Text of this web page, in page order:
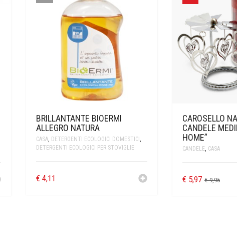
BRILLANTANTE BIOERMI
ALLEGRO NATURA
CASA, DETERGENTI ECOLOGICI DOMESTICI
DETERGENTI ECOLOGICI PER STOVIGLIE
€ 4,11
CAROSELLO
CANDELE
HOME”
CANDELE CASA
€9,95
€ 5,97